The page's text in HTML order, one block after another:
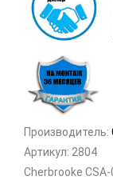
Производитель:
Артикул: 2804
Cherbrooke